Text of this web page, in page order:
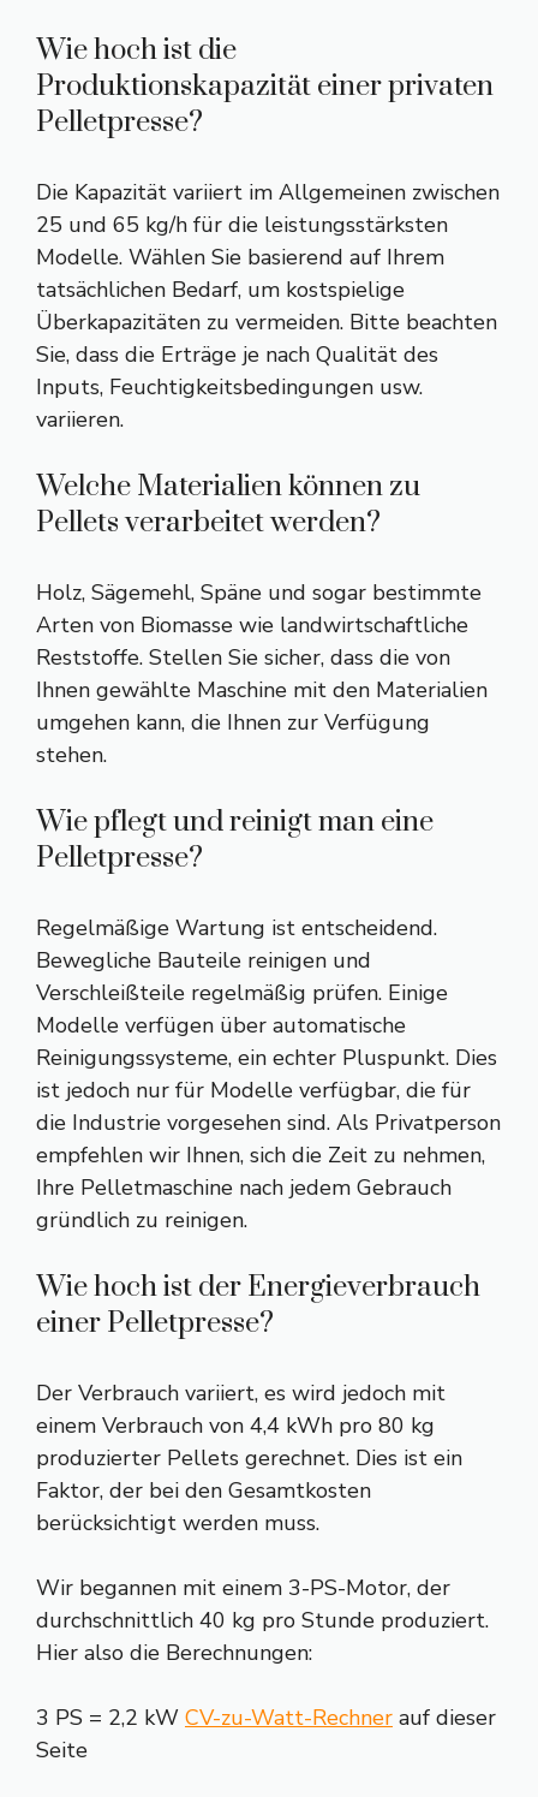
Wie hoch ist die
Produktionskapazität einer privaten
Pelletpresse?
Die Kapazität variiert im Allgemeinen zwischen
25 und 65 kg/h für die leistungsstärksten
Modelle. Wählen Sie basierend auf Ihrem
tatsächlichen Bedarf, um kostspielige
Überkapazitäten zu vermeiden. Bitte beachten
Sie, dass die Erträge je nach Qualität des
Inputs, Feuchtigkeitsbedingungen usw.
variieren.
Welche Materialien können zu
Pellets verarbeitet werden?
Holz, Sägemehl, Späne und sogar bestimmte
Arten von Biomasse wie landwirtschaftliche
Reststoffe. Stellen Sie sicher, dass die von
Ihnen gewählte Maschine mit den Materialien
umgehen kann, die Ihnen zur Verfügung
stehen.
Wie pflegt und reinigt man eine
Pelletpresse?
Regelmäßige Wartung ist entscheidend.
Bewegliche Bauteile reinigen und
Verschleißteile regelmäßig prüfen. Einige
Modelle verfügen über automatische
Reinigungssysteme, ein echter Pluspunkt. Dies
ist jedoch nur für Modelle verfügbar, die für
die Industrie vorgesehen sind. Als Privatperson
empfehlen wir Ihnen, sich die Zeit zu nehmen,
Ihre Pelletmaschine nach jedem Gebrauch
gründlich zu reinigen.
Wie hoch ist der Energieverbrauch
einer Pelletpresse?
Der Verbrauch variiert, es wird jedoch mit
einem Verbrauch von 4,4 kWh pro 80 kg
produzierter Pellets gerechnet. Dies ist ein
Faktor, der bei den Gesamtkosten
berücksichtigt werden muss.
Wir begannen mit einem 3-PS-Motor, der
durchschnittlich 40 kg pro Stunde produziert.
Hier also die Berechnungen:
3 PS = 2,2 kW CV-zu-Watt-Rechner auf dieser
Seite